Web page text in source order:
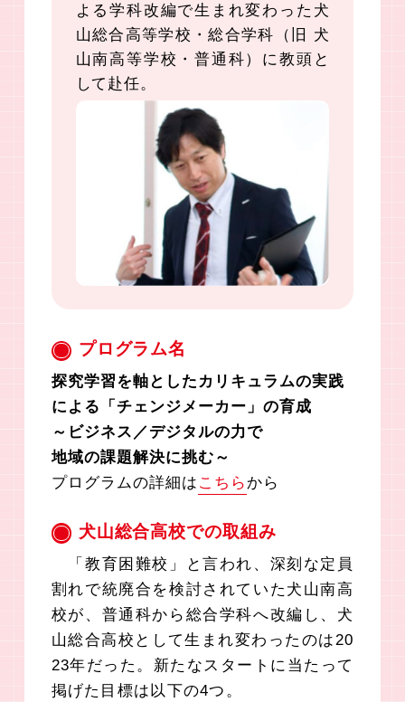
よる学科改編で生まれ変わった犬
山総合高等学校・総合学科（旧 犬
山南高等学校・普通科）に教頭と
して赴任。
プログラム名
探究学習を軸としたカリキュラムの実践
による「チェンジメーカー」の育成
～ビジネス／デジタルの力で
地域の課題解決に挑む～
プログラムの詳細は こちら から
犬山総合高校での取組み
「教育困難校」と言われ、深刻な定員
割れで統廃合を検討されていた犬山南高
校が、普通科から総合学科へ改編し、犬
山総合高校として生まれ変わったのは20
23年だった。新たなスタートに当たって
掲げた目標は以下の4つ。